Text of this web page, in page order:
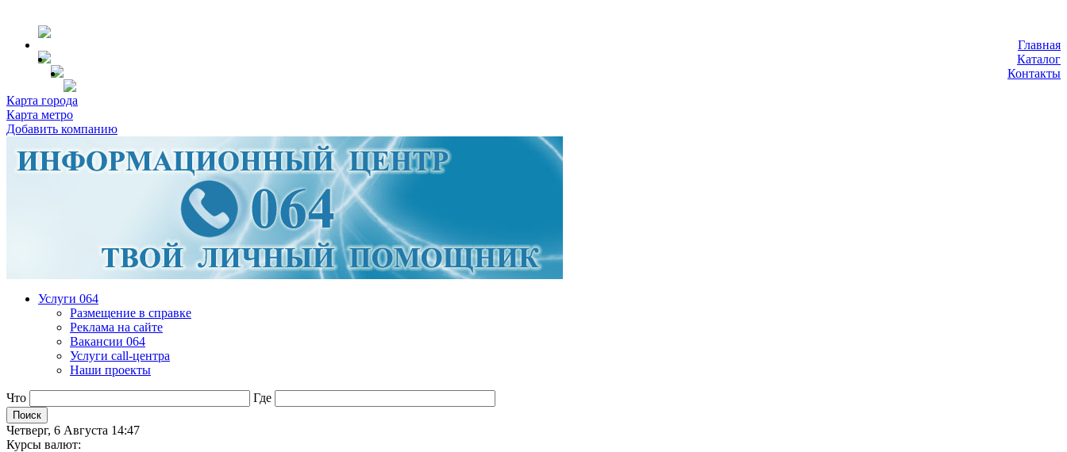
Главная
Каталог
Контакты
Карта города
Карта метро
Добавить компанию
Услуги 064
Размещение в справке
Реклама на сайте
Вакансии 064
Услуги call-центра
Наши проекты
Что Где
Четверг, 6 Августа 14:47
Курсы валют: